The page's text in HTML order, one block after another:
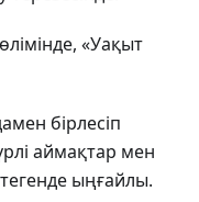
«Уақыт
бірлесіп
аймақтар мен
ыңғайлы.